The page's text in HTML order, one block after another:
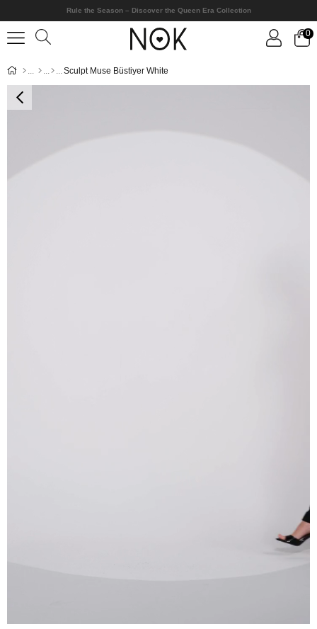
Rule the Season – Discover the Queen Era Collection
0
Sculpt Muse Büstiyer White